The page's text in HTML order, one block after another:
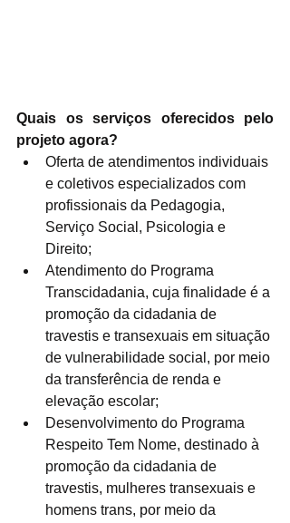
Quais os serviços oferecidos pelo
projeto agora?
Oferta de atendimentos individuais
e coletivos especializados com
profissionais da Pedagogia,
Serviço Social, Psicologia e
Direito;
Atendimento do Programa
Transcidadania, cuja finalidade é a
promoção da cidadania de
travestis e transexuais em situação
de vulnerabilidade social, por meio
da transferência de renda e
elevação escolar;
Desenvolvimento do Programa
Respeito Tem Nome, destinado à
promoção da cidadania de
travestis, mulheres transexuais e
homens trans, por meio da